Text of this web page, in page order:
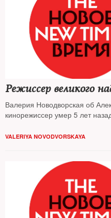
Режиссер великого
Валерия Новодворская об
кинорежиссер умер 5 лет
VALERIYA NOVODVORSKAYA